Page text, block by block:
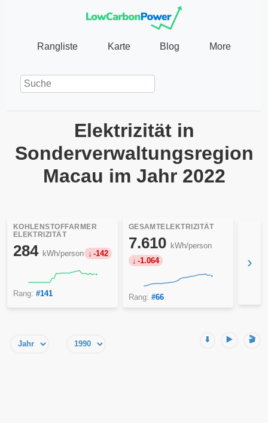
Rangliste Karte Blog More
Elektrizität in
Sonderverwaltungsregion
Macau im Jahr 2022
KOHLENSTOFFARMER
ELEKTRIZITÄT
284 kWh/person -142
Rang: #141
GESAMTELEKTRIZITÄT
7.610 kWh/person
-1.064
Rang: #66
›
⬇️ ▶️ 🎬